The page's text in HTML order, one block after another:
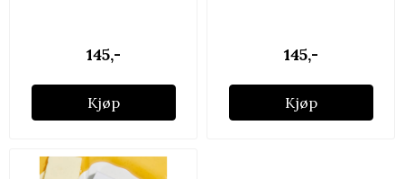
145,-
Kjøp
145,-
Kjøp